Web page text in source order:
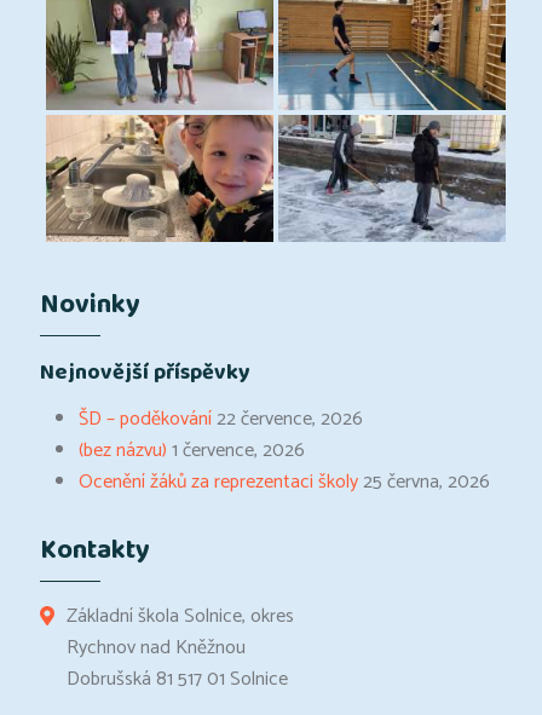
Novinky
Nejnovější příspěvky
ŠD – poděkování22 července, 2026
(bez názvu)1 července, 2026
Ocenění žáků za reprezentaci školy25 června, 2026
Kontakty
Základní škola Solnice, okres
Rychnov nad Kněžnou
Dobrušská 81 517 01 Solnice